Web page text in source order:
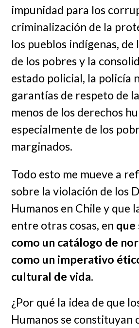
impunidad para los
criminalización de la
los pueblos indígenas, de
de los pobres y la
estado policial, la policía
garantías de respeto de
menos de los derechos
especialmente de los
marginados.
Todo esto me mueve a
sobre la violación de los
Humanos en Chile y que
entre otras cosas, en que
como un catálogo de
como un imperativo
cultural de vida.
¿Por qué la idea de que
Humanos se constituyan